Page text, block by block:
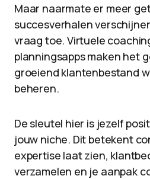
Maar naarmate er meer
succesverhalen
vraag toe. Virtuele
planningsapps maken het
groeiend klantenbestand
beheren.
De sleutel hier is jezelf
jouw niche. Dit betekent
expertise laat zien,
verzamelen en je aanpak